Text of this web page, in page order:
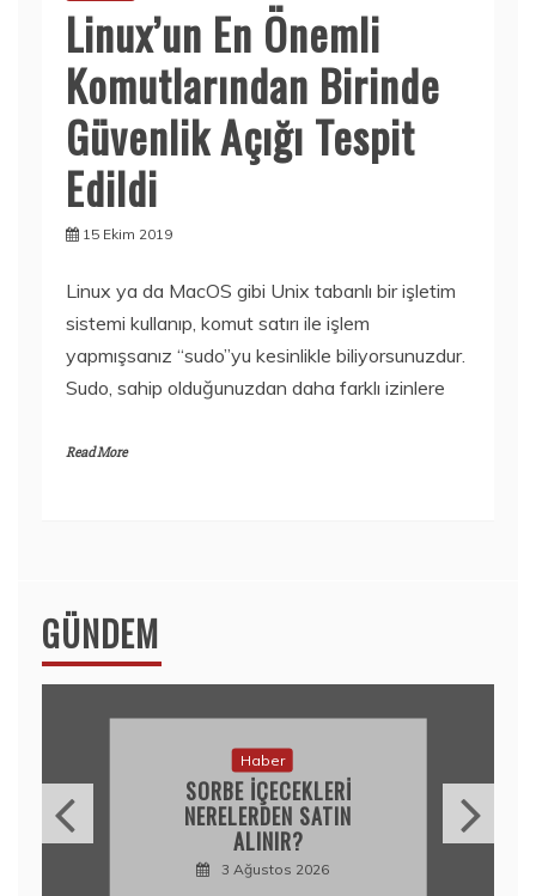
Linux’un En Önemli
Komutlarından Birinde
Güvenlik Açığı Tespit
Edildi
15 Ekim 2019
Linux ya da MacOS gibi Unix tabanlı bir işletim
sistemi kullanıp, komut satırı ile işlem
yapmışsanız “sudo”yu kesinlikle biliyorsunuzdur.
Sudo, sahip olduğunuzdan daha farklı izinlere
Read More
GÜNDEM
Haber
SORBE IÇECEKLERI
NERELERDEN SATIN
ALINIR?
3 Ağustos 2026